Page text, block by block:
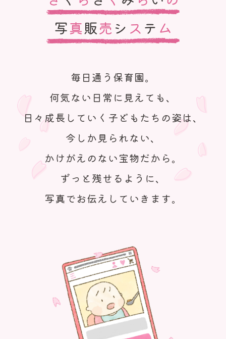
毎日通う保育園。
何気ない日常に見えても、
日々成長していく子どもたちの姿は、
今しか見られない、
かけがえのない宝物だから。
ずっと残せるように、
写真でお伝えしていきます。